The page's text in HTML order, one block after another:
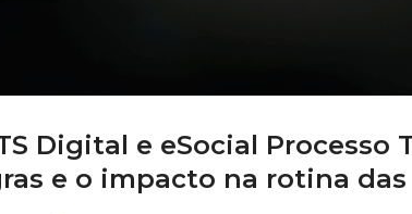
Digital e eSocial Processo
e o impacto na rotina das